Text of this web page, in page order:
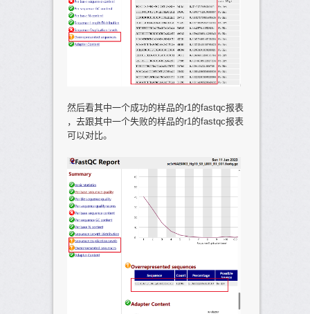
然后看其中一个成功的样品的r1的fastqc报表
，去跟其中一个失败的样品的r1的fastqc报表
可以对比。